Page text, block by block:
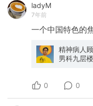
ladyM
7年前
一个中国特色的
精神病人
男科九层楼
0 0